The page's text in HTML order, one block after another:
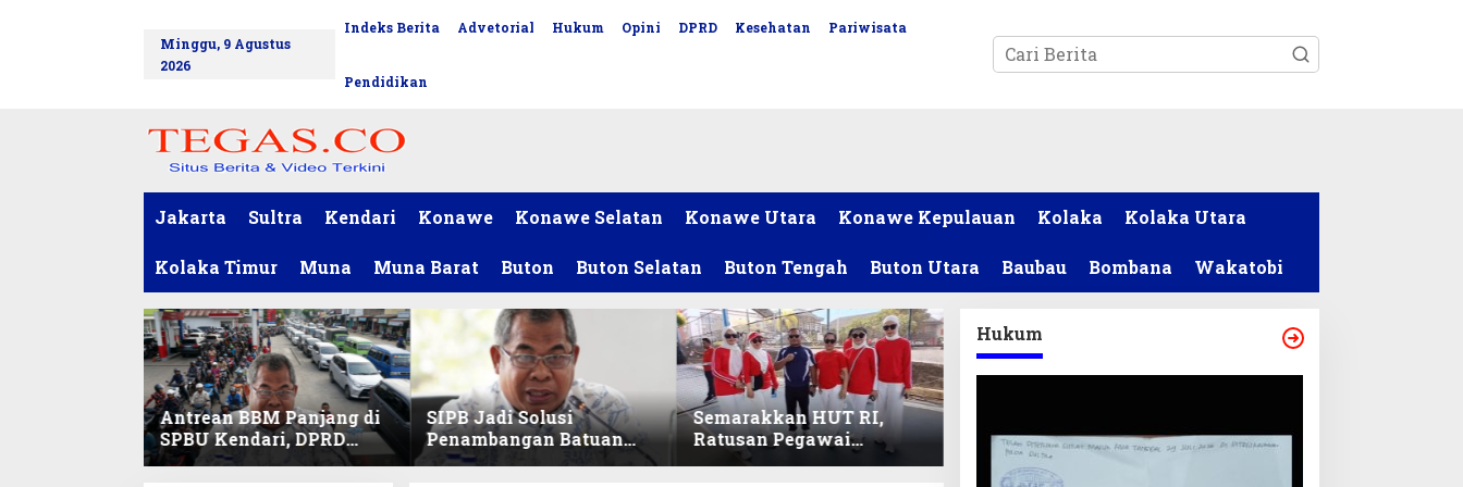
Minggu, 9 Agustus
2026
Indeks Berita Advetorial Hukum Opini DPRD Kesehatan Pariwisata
Pendidikan
Jakarta Sultra Kendari Konawe Konawe Selatan Konawe Utara Konawe Kepulauan Kolaka Kolaka Utara
Kolaka Timur Muna Muna Barat Buton Buton Selatan Buton Tengah Buton Utara Baubau Bombana Wakatobi
Antrean BBM Panjang di
SPBU Kendari, DPRD
Sultra Duga Sistem
SIPB Jadi Solusi
Penambangan Batuan
Komoditas ex-Golongan
Semarakkan HUT RI,
Ratusan Pegawai
Sekretariat DPRD Sultra
Hukum